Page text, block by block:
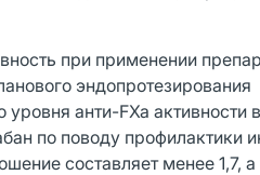
при применении
эндопротезирования
анти-FXa активности
по поводу профилактики
составляет менее 1,7, а